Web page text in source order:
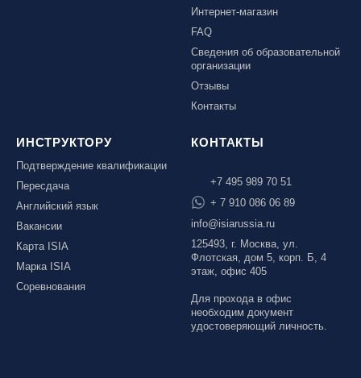
Интернет-магазин
FAQ
Сведения об образовательной
организации
Отзывы
Контакты
ИНСТРУКТОРУ
Подтверждение квалификации
Пересдача
Английский язык
Вакансии
Карта ISIA
Марка ISIA
Соревнования
КОНТАКТЫ
+7 495 989 70 51
+ 7 910 086 06 89
info@isiarussia.ru
125493, г. Москва, ул.
Флотская, дом 5, корп. Б, 4
этаж, офис 405
Для прохода в офис
необходим документ
удостоверяющий личность.